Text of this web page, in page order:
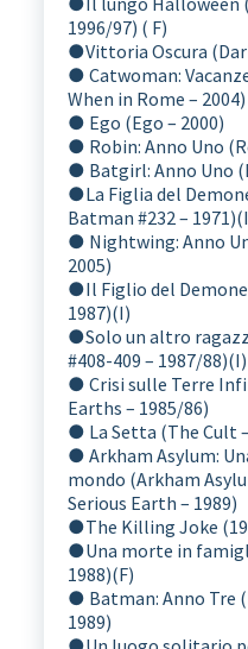
1996/97) ( F)
●Vittoria Oscura
● Catwoman:
When in Rome – 2004)
● Ego (Ego – 2000)
● Robin: Anno Uno
● Batgirl: Anno Uno
●La Figlia del
Batman #232 –
● Nightwing: Anno
2005)
●Il Figlio del
1987)(I)
●Solo un altro
#408-409 – 1987/88)(I)
● Crisi sulle Terre
Earths – 1985/86)
● La Setta (The Cult
● Arkham Asylum:
mondo (Arkham
Serious Earth – 1989)
●The Killing Joke
●Una morte in
1988)(F)
● Batman: Anno Tre
1989)